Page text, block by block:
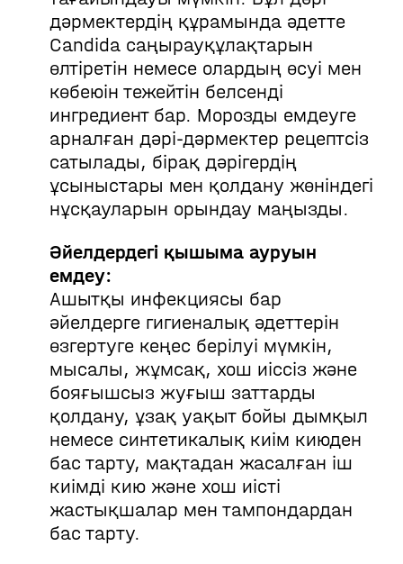
дәрмектердің құрамында әдетте
Candida саңырауқұлақтарын
өлтіретін немесе олардың өсуі мен
көбеюін тежейтін белсенді
ингредиент бар. Морозды емдеуге
арналған дәрі-дәрмектер рецептсіз
сатылады, бірақ дәрігердің
ұсыныстары мен қолдану жөніндегі
нұсқауларын орындау маңызды.
Әйелдердегі қышыма ауруын
емдеу:
Ашытқы инфекциясы бар
әйелдерге гигиеналық әдеттерін
өзгертуге кеңес берілуі мүмкін,
мысалы, жұмсақ, хош иіссіз және
бояғышсыз жуғыш заттарды
қолдану, ұзақ уақыт бойы дымқыл
немесе синтетикалық киім киюден
бас тарту, мақтадан жасалған іш
киімді кию және хош иісті
жастықшалар мен тампондардан
бас тарту.